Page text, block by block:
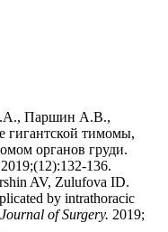
Паршин А.В.,
гигантской тимомы,
органов груди.
2019;(12):132‑136.
AV, Zulufova ID.
by intrathoracic
of Surgery. 2019;